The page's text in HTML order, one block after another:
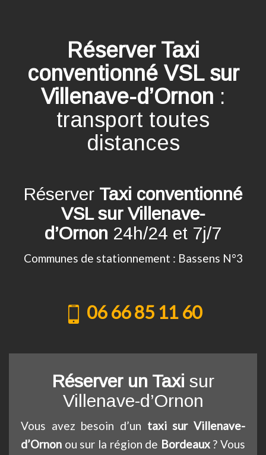
Réserver Taxi
conventionné VSL sur
Villenave-d’Ornon :
transport toutes
distances
Réserver Taxi conventionné
VSL sur Villenave-
d’Ornon 24h/24 et 7j/7
Communes de stationnement : Bassens N°3
06 66 85 11 60
Réserver un Taxi sur
Villenave-d’Ornon
Vous avez besoin d’un taxi sur Villenave-
d’Ornon ou sur la région de Bordeaux? Vous